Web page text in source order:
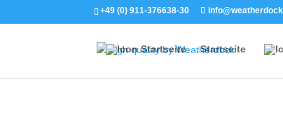
+49 (0) 911-376638-30
Startseite